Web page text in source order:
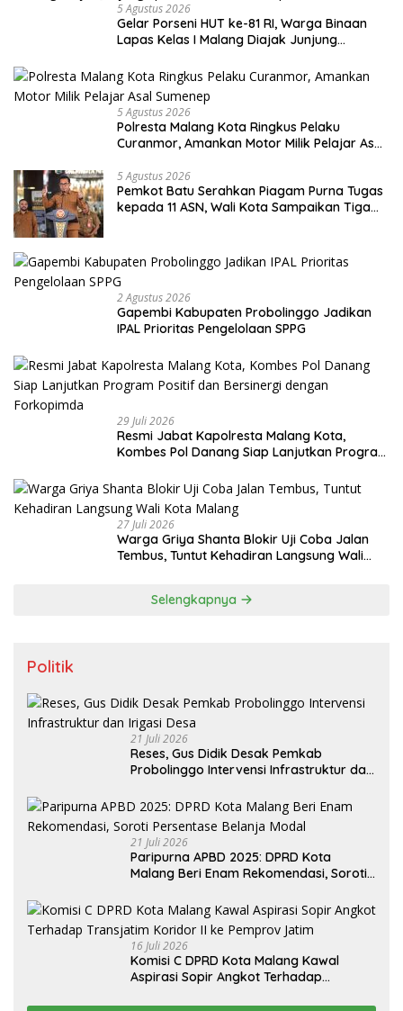
5 Agustus 2026
Gelar Porseni HUT ke-81 RI, Warga Binaan
Lapas Kelas I Malang Diajak Junjung
5 Agustus 2026
Polresta Malang Kota Ringkus Pelaku
Curanmor, Amankan Motor Milik Pelajar Asal
5 Agustus 2026
Pemkot Batu Serahkan Piagam Purna Tugas
kepada 11 ASN, Wali Kota Sampaikan Tiga
2 Agustus 2026
Gapembi Kabupaten Probolinggo Jadikan
IPAL Prioritas Pengelolaan SPPG
29 Juli 2026
Resmi Jabat Kapolresta Malang Kota,
Kombes Pol Danang Siap Lanjutkan Program
27 Juli 2026
Warga Griya Shanta Blokir Uji Coba Jalan
Tembus, Tuntut Kehadiran Langsung Wali
Selengkapnya
Politik
21 Juli 2026
Reses, Gus Didik Desak Pemkab
Probolinggo Intervensi Infrastruktur dan
21 Juli 2026
Paripurna APBD 2025: DPRD Kota
Malang Beri Enam Rekomendasi, Soroti
16 Juli 2026
Komisi C DPRD Kota Malang Kawal
Aspirasi Sopir Angkot Terhadap